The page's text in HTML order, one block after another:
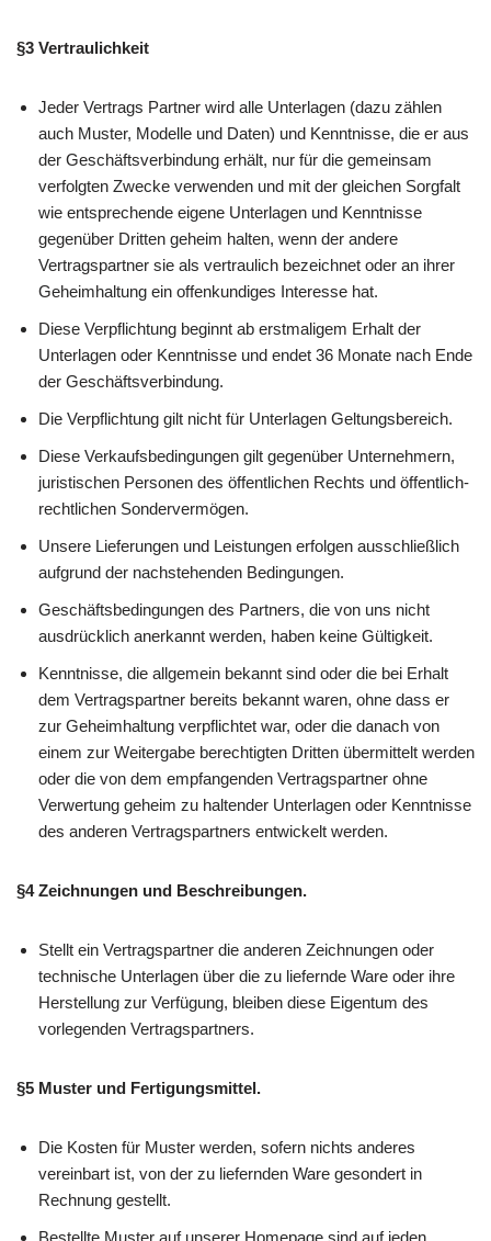
§3 Vertraulichkeit
Jeder Vertrags Partner wird alle Unterlagen (dazu zählen
auch Muster, Modelle und Daten) und Kenntnisse, die er aus
der Geschäftsverbindung erhält, nur für die gemeinsam
verfolgten Zwecke verwenden und mit der gleichen Sorgfalt
wie entsprechende eigene Unterlagen und Kenntnisse
gegenüber Dritten geheim halten, wenn der andere
Vertragspartner sie als vertraulich bezeichnet oder an ihrer
Geheimhaltung ein offenkundiges Interesse hat.
Diese Verpflichtung beginnt ab erstmaligem Erhalt der
Unterlagen oder Kenntnisse und endet 36 Monate nach Ende
der Geschäftsverbindung.
Die Verpflichtung gilt nicht für Unterlagen Geltungsbereich.
Diese Verkaufsbedingungen gilt gegenüber Unternehmern,
juristischen Personen des öffentlichen Rechts und öffentlich-
rechtlichen Sondervermögen.
Unsere Lieferungen und Leistungen erfolgen ausschließlich
aufgrund der nachstehenden Bedingungen.
Geschäftsbedingungen des Partners, die von uns nicht
ausdrücklich anerkannt werden, haben keine Gültigkeit.
Kenntnisse, die allgemein bekannt sind oder die bei Erhalt
dem Vertragspartner bereits bekannt waren, ohne dass er
zur Geheimhaltung verpflichtet war, oder die danach von
einem zur Weitergabe berechtigten Dritten übermittelt werden
oder die von dem empfangenden Vertragspartner ohne
Verwertung geheim zu haltender Unterlagen oder Kenntnisse
des anderen Vertragspartners entwickelt werden.
§4 Zeichnungen und Beschreibungen.
Stellt ein Vertragspartner die anderen Zeichnungen oder
technische Unterlagen über die zu liefernde Ware oder ihre
Herstellung zur Verfügung, bleiben diese Eigentum des
vorlegenden Vertragspartners.
§5 Muster und Fertigungsmittel.
Die Kosten für Muster werden, sofern nichts anderes
vereinbart ist, von der zu liefernden Ware gesondert in
Rechnung gestellt.